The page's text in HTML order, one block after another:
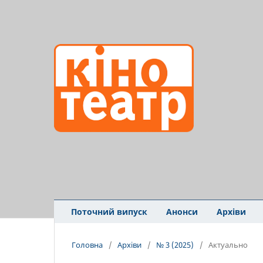
Поточний випуск Анонси Архіви
Головна / Архіви / № 3 (2025) / Актуально